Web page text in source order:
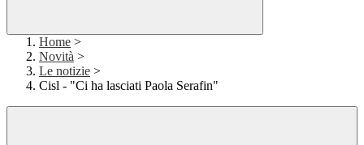
Home >
Novità >
Le notizie >
Cisl - "Ci ha lasciati Paola Serafin"